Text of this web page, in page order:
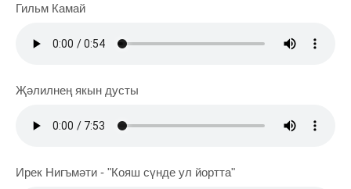
Гильм Камай
Җәлилнең якын дусты
Ирек Нигъмәти - "Кояш сүнде ул йортта"